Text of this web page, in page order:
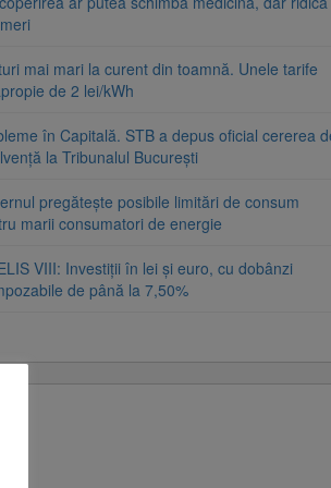
mai mari la curent din toamnă. Unele tarife
de 2 lei/kWh
în Capitală. STB a depus oficial cererea
la Tribunalul București
pregătește posibile limitări de consum
marii consumatori de energie
VIII: Investiții în lei și euro, cu dobânzi
de până la 7,50%